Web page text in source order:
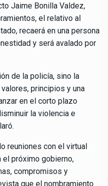
Jaime Bonilla Valdez,
el relativo al
recaerá en una persona
y será avalado por
de la policía, sino la
principios y una
en el corto plazo
la violencia e
reuniones con el virtual
el próximo gobierno,
compromisos y
que el nombramiento